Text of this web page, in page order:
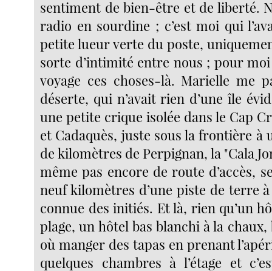
sentiment de bien-être et de liberté.
radio en sourdine ; c’est moi qui
petite lueur verte du poste,
sorte d’intimité entre nous ; pour
voyage ces choses-là. Marielle me
déserte, qui n’avait rien d’une île
une petite crique isolée dans le Cap
et Cadaquès, juste sous la frontière à
de kilomètres de Perpignan, la "Cala
même pas encore de route d’accès,
neuf kilomètres d’une piste de terre
connue des initiés. Et là, rien qu’un
plage, un hôtel bas blanchi à la
où manger des tapas en prenant
quelques chambres à l’étage et